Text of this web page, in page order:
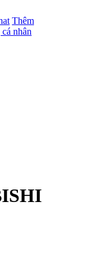
Thêm
nhân